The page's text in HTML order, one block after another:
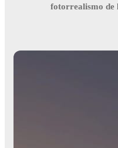
fotorrealismo de